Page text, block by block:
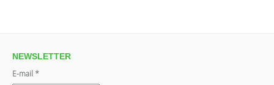
NEWSLETTER
E-mail *